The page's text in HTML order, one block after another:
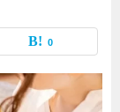
0